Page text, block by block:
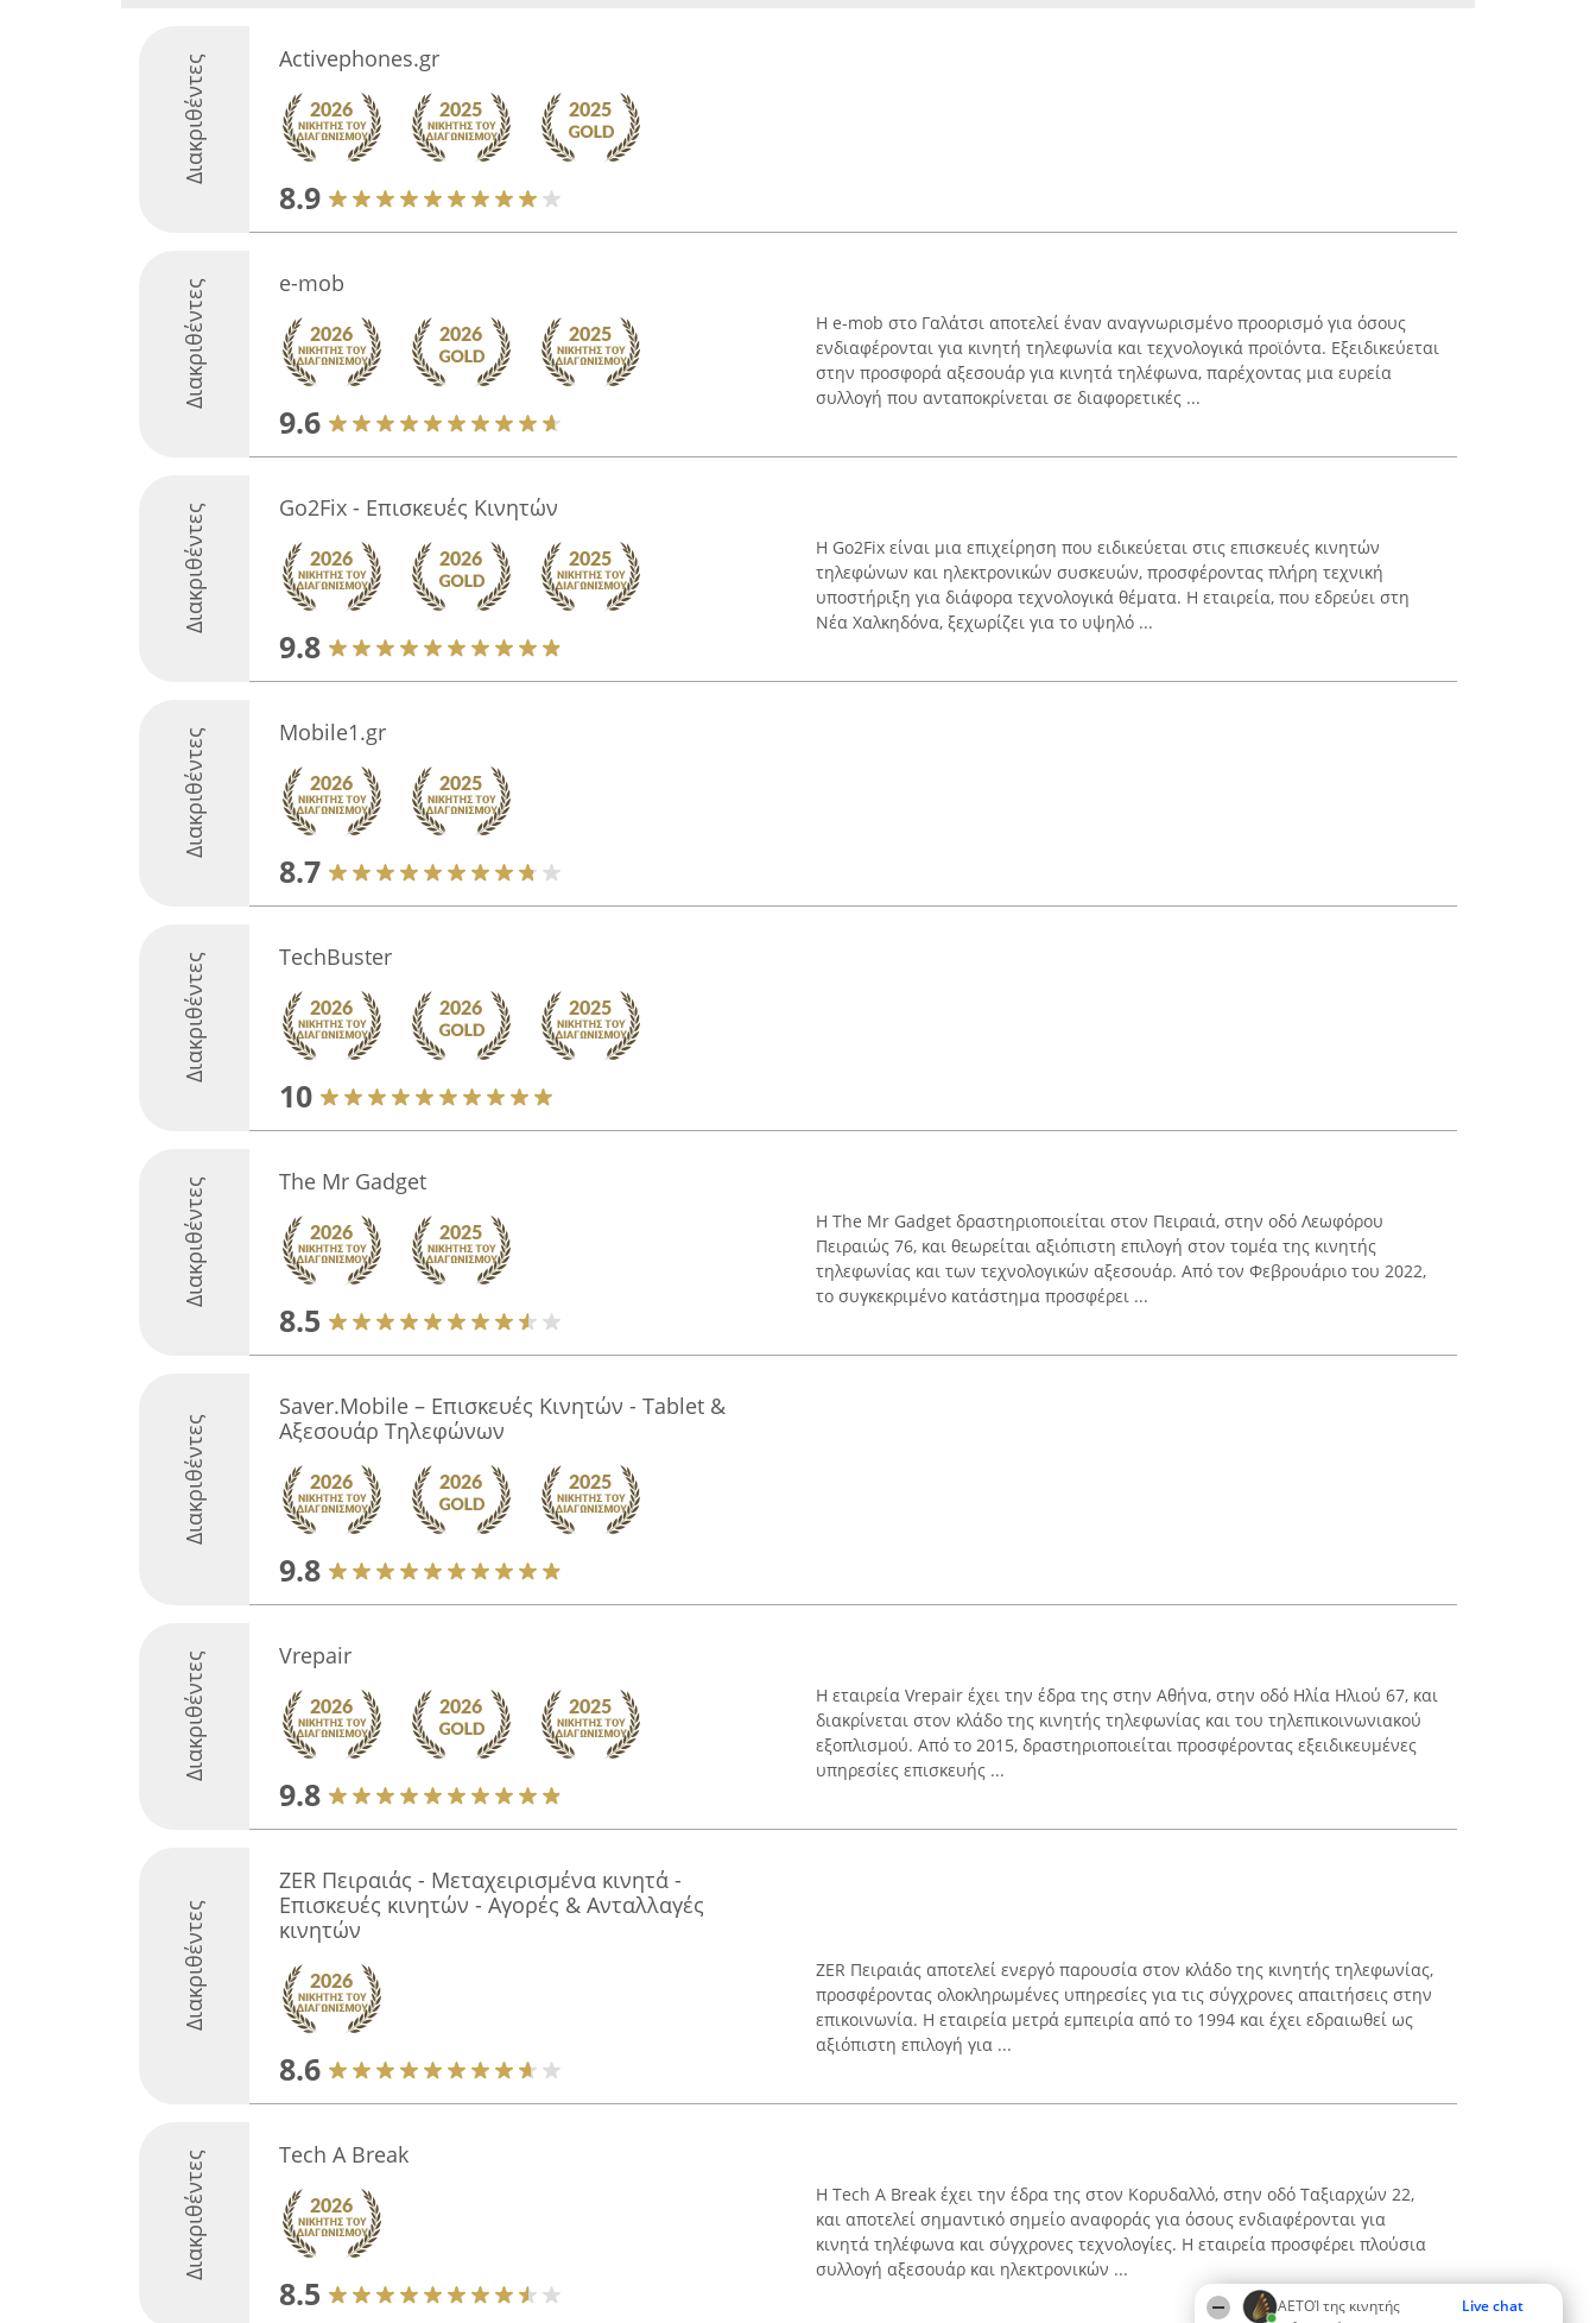
ΑΕΤΟΊ της κινητής
Live chat
Διακριθέντες Activephones.gr
8.9
Διακριθέντες e-mob
9.6
Η e-mob στο Γαλάτσι αποτελεί έναν αναγνωρισμένο προορισμό για όσους
ενδιαφέρονται για κινητή τηλεφωνία και τεχνολογικά προϊόντα. Εξειδικεύεται
στην προσφορά αξεσουάρ για κινητά τηλέφωνα, παρέχοντας μια ευρεία
συλλογή που ανταποκρίνεται σε διαφορετικές ...
Διακριθέντες Go2Fix - Επισκευές Κινητών
9.8
Η Go2Fix είναι μια επιχείρηση που ειδικεύεται στις επισκευές κινητών
τηλεφώνων και ηλεκτρονικών συσκευών, προσφέροντας πλήρη τεχνική
υποστήριξη για διάφορα τεχνολογικά θέματα. Η εταιρεία, που εδρεύει στη
Νέα Χαλκηδόνα, ξεχωρίζει για το υψηλό ...
Διακριθέντες Mobile1.gr
8.7
Διακριθέντες TechBuster
10
Διακριθέντες The Mr Gadget
8.5
Η The Mr Gadget δραστηριοποιείται στον Πειραιά, στην οδό Λεωφόρου
Πειραιώς 76, και θεωρείται αξιόπιστη επιλογή στον τομέα της κινητής
τηλεφωνίας και των τεχνολογικών αξεσουάρ. Από τον Φεβρουάριο του 2022,
το συγκεκριμένο κατάστημα προσφέρει ...
Διακριθέντες
Saver.Mobile – Επισκευές Κινητών - Tablet &
Αξεσουάρ Τηλεφώνων
9.8
Διακριθέντες Vrepair
9.8
Η εταιρεία Vrepair έχει την έδρα της στην Αθήνα, στην οδό Ηλία Ηλιού 67, και
διακρίνεται στον κλάδο της κινητής τηλεφωνίας και του τηλεπικοινωνιακού
εξοπλισμού. Από το 2015, δραστηριοποιείται προσφέροντας εξειδικευμένες
υπηρεσίες επισκευής ...
Διακριθέντες
ZER Πειραιάς - Μεταχειρισμένα κινητά -
Επισκευές κινητών - Αγορές & Ανταλλαγές
κινητών
8.6
ZER Πειραιάς αποτελεί ενεργό παρουσία στον κλάδο της κινητής τηλεφωνίας,
προσφέροντας ολοκληρωμένες υπηρεσίες για τις σύγχρονες απαιτήσεις στην
επικοινωνία. Η εταιρεία μετρά εμπειρία από το 1994 και έχει εδραιωθεί ως
αξιόπιστη επιλογή για ...
Διακριθέντες Tech A Break
8.5
Η Tech A Break έχει την έδρα της στον Κορυδαλλό, στην οδό Ταξιαρχών 22,
και αποτελεί σημαντικό σημείο αναφοράς για όσους ενδιαφέρονται για
κινητά τηλέφωνα και σύγχρονες τεχνολογίες. Η εταιρεία προσφέρει πλούσια
συλλογή αξεσουάρ και ηλεκτρονικών ...